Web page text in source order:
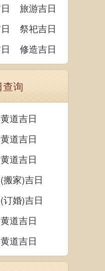
旅游吉日
祭祀吉日
修造吉日
询
道吉日
道吉日
道吉日
家)吉日
婚)吉日
道吉日
道吉日